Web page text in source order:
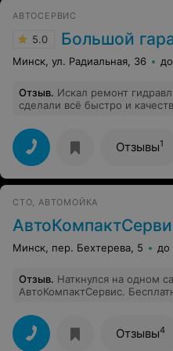
АВТОСЕРВИС
5.0 Большой
Минск, ул. Радиальная, 36
Отзыв. Искал ремонт
сделали всё быстро и
Отзывы1
СТО, АВТОМОЙКА
Минск, пер. Бехтерева, 5 до
Отзыв. Наткнулся на одном
АвтоКомпактСервис.
Курасовщина. Решил
стороны. Приобрел
удобное время.Приехал в
Отзывы4